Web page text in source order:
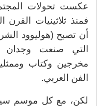
عكست تحولات
فمنذ ثلاثينيات
أن تصبح (هوليوود
التي صنعت وجدان
مخرجين وكتاب
الفن العربي.
لكن، مع كل موسم